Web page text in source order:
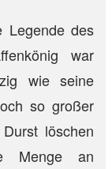
Legende des
war
wie seine
so großer
löschen
Menge an